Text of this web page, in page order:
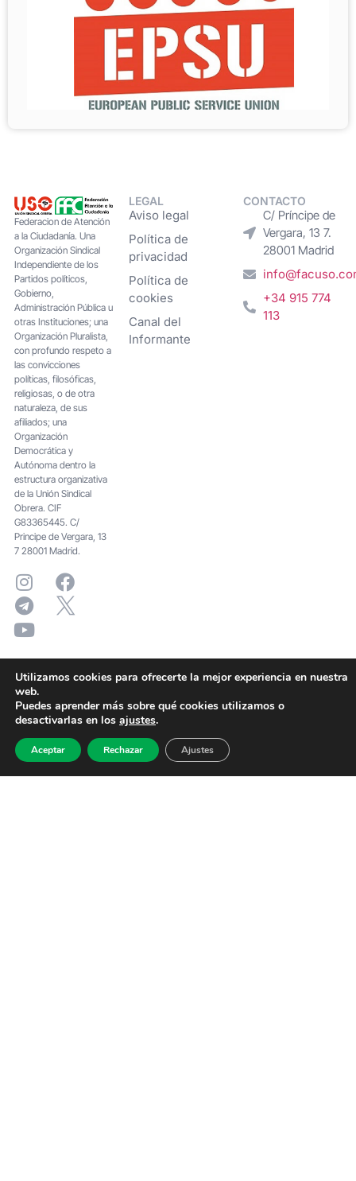
Federacion de Atención
a la Ciudadanía. Una
Organización Sindical
Independiente de los
Partidos políticos,
Gobierno,
Administración Pública u
otras Instituciones; una
Organización Pluralista,
con profundo respeto a
las convicciones
políticas, filosóficas,
religiosas, o de otra
naturaleza, de sus
afiliados; una
Organización
Democrática y
Autónoma dentro la
estructura organizativa
de la Unión Sindical
Obrera. CIF
G83365445. C/
Principe de Vergara, 13
7 28001 Madrid.
LEGAL
Aviso legal
Política de
privacidad
Política de
cookies
Canal del
Informante
CONTACTO
C/ Príncipe de
Vergara, 13 7.
28001 Madrid
+34 915 774
113
Utilizamos cookies para ofrecerte la mejor experiencia en nuestra
web.
Puedes aprender más sobre qué cookies utilizamos o
desactivarlas en los ajustes.
Aceptar Rechazar Ajustes